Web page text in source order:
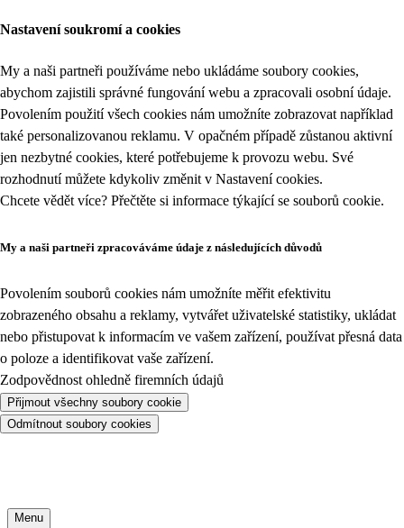
Nastavení soukromí a cookies
My a naši partneři používáme nebo ukládáme soubory cookies,
abychom zajistili správné fungování webu a zpracovali osobní údaje.
Povolením použití všech cookies nám umožníte zobrazovat například
také personalizovanou reklamu. V opačném případě zůstanou aktivní
jen nezbytné cookies, které potřebujeme k provozu webu. Své
rozhodnutí můžete kdykoliv změnit v Nastavení cookies.
Chcete vědět více? Přečtěte si informace týkající se souborů cookie.
My a naši partneři zpracováváme údaje z následujících důvodů
Povolením souborů cookies nám umožníte měřit efektivitu
zobrazeného obsahu a reklamy, vytvářet uživatelské statistiky, ukládat
nebo přistupovat k informacím ve vašem zařízení, používat přesná data
o poloze a identifikovat vaše zařízení.
Zodpovědnost ohledně firemních údajů
Přijmout všechny soubory cookie
Odmítnout soubory cookies
Menu